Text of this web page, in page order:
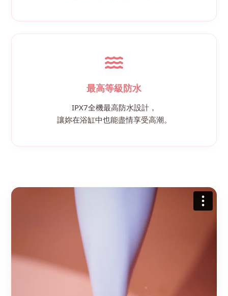
最高等級防水
IPX7全機最高防水設計，
讓妳在浴缸中也能盡情享受高潮。